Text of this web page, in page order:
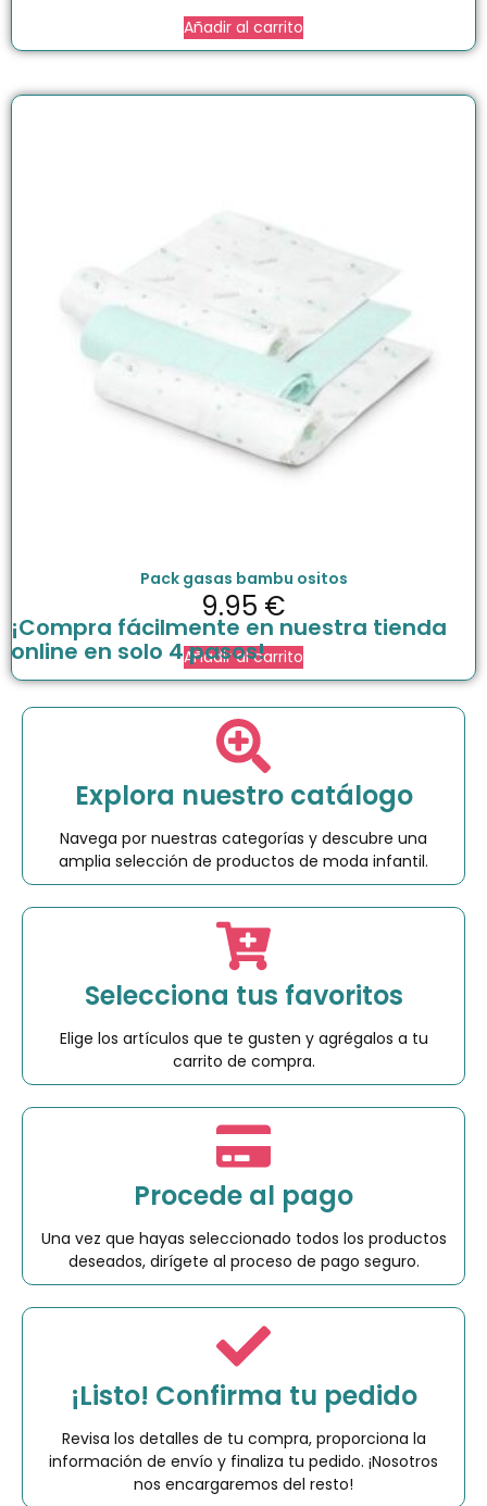
Añadir al carrito
Pack gasas bambu ositos
9.95 €
Añadir al carrito
¡Compra fácilmente en nuestra tienda
online en solo 4 pasos!
Explora nuestro catálogo
Navega por nuestras categorías y descubre una
amplia selección de productos de moda infantil.
Selecciona tus favoritos
Elige los artículos que te gusten y agrégalos a tu
carrito de compra.
Procede al pago
Una vez que hayas seleccionado todos los productos
deseados, dirígete al proceso de pago seguro.
¡Listo! Confirma tu pedido
Revisa los detalles de tu compra, proporciona la
información de envío y finaliza tu pedido. ¡Nosotros
nos encargaremos del resto!